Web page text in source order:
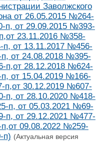
Заволжского
от 26.05.2015 №264-
п, от 29.09.2015 №393-
23.11.2016 №358-
от 13.11.2017 №456-
от 24.08.2018 №395-
п,от 28.12.2018 №624-
от 15.04.2019 №166-
п,от 30.12.2019 №607-
п, от 28.10.2020 №418-
п, от 05.03.2021 №69-
п, от 29.12.2021 №477-
09.08.2022 №259-
п) (Актуальная версия